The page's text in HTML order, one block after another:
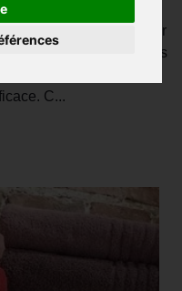
ultime avec nos
qualité. Conçues pour
le bain, nos serviettes
moelleuses qui
C...